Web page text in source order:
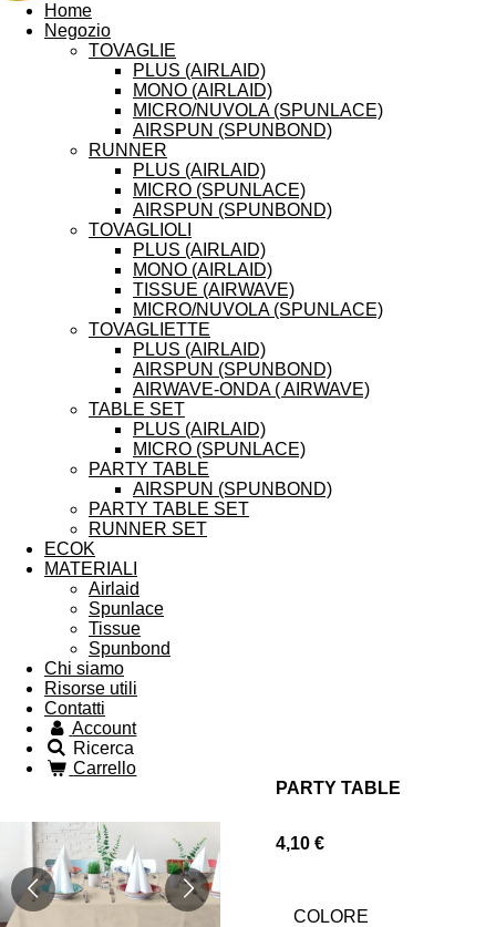
Home
Negozio
TOVAGLIE
PLUS (AIRLAID)
MONO (AIRLAID)
MICRO/NUVOLA (SPUNLACE)
AIRSPUN (SPUNBOND)
RUNNER
PLUS (AIRLAID)
MICRO (SPUNLACE)
AIRSPUN (SPUNBOND)
TOVAGLIOLI
PLUS (AIRLAID)
MONO (AIRLAID)
TISSUE (AIRWAVE)
MICRO/NUVOLA (SPUNLACE)
TOVAGLIETTE
PLUS (AIRLAID)
AIRSPUN (SPUNBOND)
AIRWAVE-ONDA ( AIRWAVE)
TABLE SET
PLUS (AIRLAID)
MICRO (SPUNLACE)
PARTY TABLE
AIRSPUN (SPUNBOND)
PARTY TABLE SET
RUNNER SET
ECOK
MATERIALI
Airlaid
Spunlace
Tissue
Spunbond
Chi siamo
Risorse utili
Contatti
Account
Ricerca
Carrello
PARTY TABLE
4,10 €
COLORE